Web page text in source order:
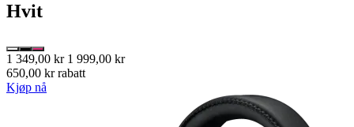
Hvit
1 349,00 kr 1 999,00 kr
650,00 kr rabatt
Kjøp nå